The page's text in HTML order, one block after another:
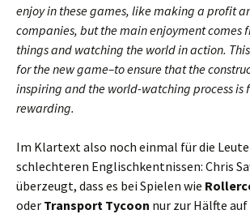
enjoy in these games, like making a profit
companies, but the main enjoyment comes
things and watching the world in action.
for the new game–to ensure that the
inspiring and the world-watching process is
rewarding.
Im Klartext also noch einmal für die
schlechteren Englischkentnissen: Chris
überzeugt, dass es bei Spielen wie
oder Transport Tycoon nur zur Hälfte